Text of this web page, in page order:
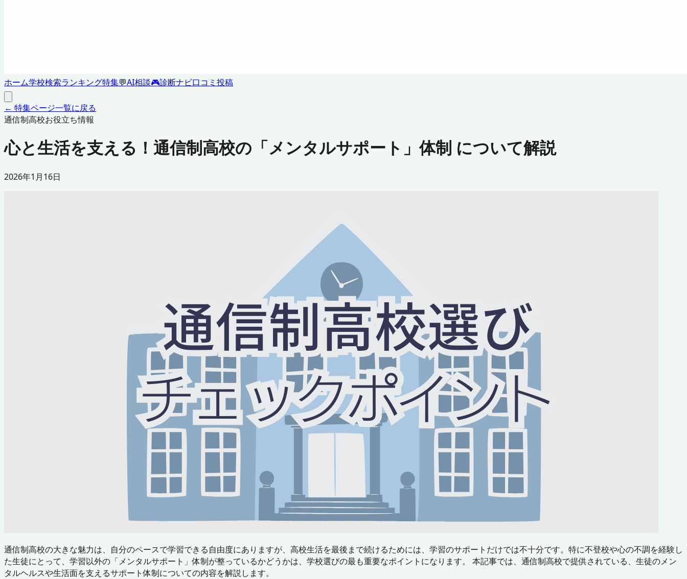
ホーム学校検索ランキング特集💬AI相談🎮診断ナビ口コミ投稿
← 特集ページ一覧に戻る
通信制高校お役立ち情報
心と生活を支える！通信制高校の「メンタルサポート」体制 について解説
2026年1月16日
通信制高校の大きな魅力は、自分のペースで学習できる自由度にありますが、高校生活を最後まで続けるためには、学習のサポートだけでは不十分です。特に不登校や心の不調を経験し
た生徒にとって、学習以外の「メンタルサポート」体制が整っているかどうかは、学校選びの最も重要なポイントになります。 本記事では、通信制高校で提供されている、生徒のメン
タルヘルスや生活面を支えるサポート体制についての内容を解説します。